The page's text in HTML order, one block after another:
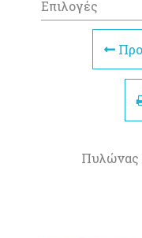
Επιλογές
Πυλώνας